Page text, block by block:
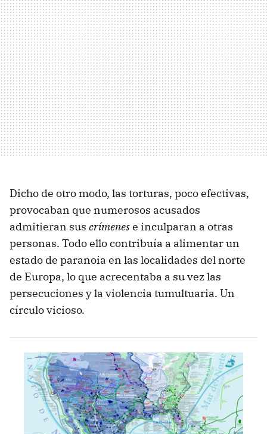
Dicho de otro modo, las torturas, poco efectivas,
provocaban que numerosos acusados
admitieran sus crímenese inculparan a otras
personas. Todo ello contribuía a alimentar un
estado de paranoia en las localidades del norte
de Europa, lo que acrecentaba a su vez las
persecuciones y la violencia tumultuaria. Un
círculo vicioso.